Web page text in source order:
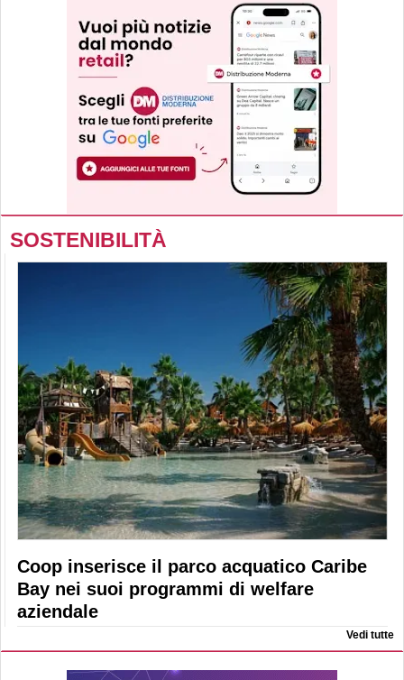
SOSTENIBILITÀ
Coop inserisce il parco acquatico Caribe
Bay nei suoi programmi di welfare
aziendale
Vedi tutte